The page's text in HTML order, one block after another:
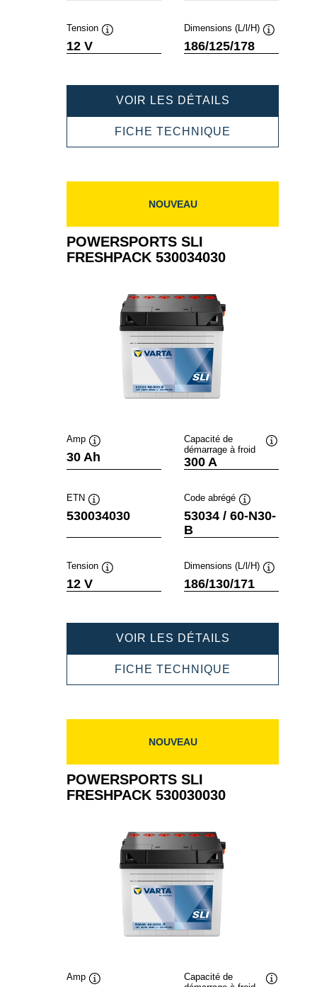
Tension
12 V
Dimensions (L/l/H)
186/125/178
VOIR LES DÉTAILS
FRESHPACK
525015030
FICHE TECHNIQUE
NOUVEAU
POWERSPORTS SLI
FRESHPACK 530034030
Amp
Infobulle
30 Ah
Capacité de
démarrage à froid
300 A
ETN
Infobulle
530034030
Code abrégé
Infobulle
53034 / 60-N30-
B
Tension
12 V
Dimensions (L/l/H)
186/130/171
VOIR LES DÉTAILS
FRESHPACK
530034030
FICHE TECHNIQUE
NOUVEAU
POWERSPORTS SLI
FRESHPACK 530030030
Amp
Capacité de